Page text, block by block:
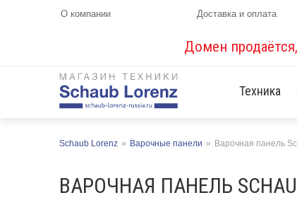
О компании Доставка и оплата
Домен
Техника
Schaub Lorenz » Варочные панели » Варочная панель
ВАРОЧНАЯ ПАНЕЛЬ